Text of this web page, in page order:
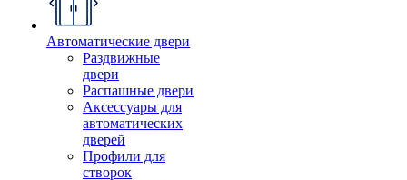
Автоматические двери
Раздвижные
двери
Распашные двери
Аксессуары для
автоматических
дверей
Профили для
створок